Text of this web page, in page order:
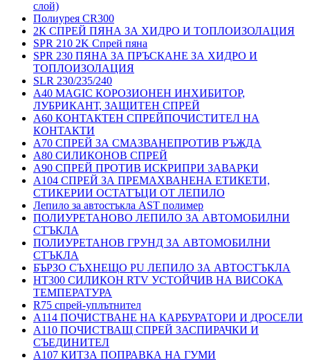
слой)
Полиурея CR300
2К СПРЕЙ ПЯНА ЗА ХИДРО И ТОПЛОИЗОЛАЦИЯ
SPR 210 2K Спрей пяна
SPR 230 ПЯНА ЗА ПРЪСКАНЕ ЗА ХИДРО И
ТОПЛОИЗОЛАЦИЯ
SLR 230/235/240
A40 MAGIC КОРОЗИОНЕН ИНХИБИТОР,
ЛУБРИКАНТ, ЗАЩИТЕН СПРЕЙ
A60 КОНТАКТЕН СПРЕЙПОЧИСТИТЕЛ НА
КОНТАКТИ
A70 СПРЕЙ ЗА СМАЗВАНЕПРОТИВ РЪЖДА
A80 СИЛИКОНОВ СПРЕЙ
A90 СПРЕЙ ПРОТИВ ИСКРИПРИ ЗАВАРКИ
A104 СПРЕЙ ЗА ПРЕМАХВАНЕНА ЕТИКЕТИ,
СТИКЕРИИ ОСТАТЪЦИ ОТ ЛЕПИЛО
Лепило за автостъкла AST полимер
ПОЛИУРЕТАНОВО ЛЕПИЛО ЗА АВТОМОБИЛНИ
СТЪКЛА
ПОЛИУРЕТАНОВ ГРУНД ЗА АВТОМОБИЛНИ
СТЪКЛА
БЪРЗО СЪХНЕЩО PU ЛЕПИЛО ЗА АВТОСТЪКЛА
HT300 СИЛИКОН RTV УСТОЙЧИВ НА ВИСОКА
ТЕМПЕРАТУРА
R75 спрей-уплътнител
A114 ПОЧИСТВАНЕ НА КАРБУРАТОРИ И ДРОСЕЛИ
A110 ПОЧИСТВАЩ СПРЕЙ ЗАСПИРАЧКИ И
СЪЕДИНИТЕЛ
A107 КИТЗА ПОПРАВКА НА ГУМИ